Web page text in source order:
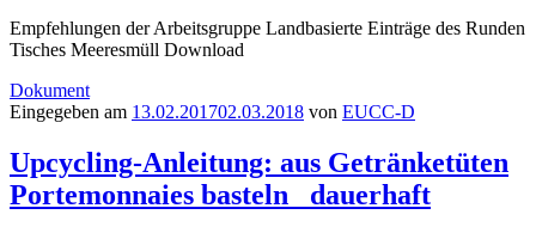
Empfehlungen der Arbeitsgruppe Landbasierte Einträge des Runden
Tisches Meeresmüll Download
Dokument
Eingegeben am 13.02.201702.03.2018 von EUCC-D
Upcycling-Anleitung: aus Getränketüten
Portemonnaies basteln dauerhaft